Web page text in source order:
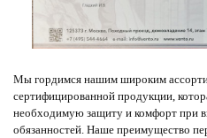
Мы гордимся нашим широким
сертифицированной продукции,
необходимую защиту и комфорт при
обязанностей. Наше преимущество